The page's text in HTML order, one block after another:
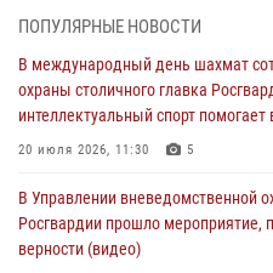
боевому самбо. (видео)
04 августа 2026, 14:00
Офицер Росгвардии стал гостем
04 августа 2026, 12:28
В Москве росгвардейцы
ПОПУЛЯРНЫЕ НОВОСТИ
В международный день шахмат
охраны столичного главка
интеллектуальный спорт помогает
20 июля 2026, 11:30 5
В Управлении вневедомственной
Росгвардии прошло
верности (видео)